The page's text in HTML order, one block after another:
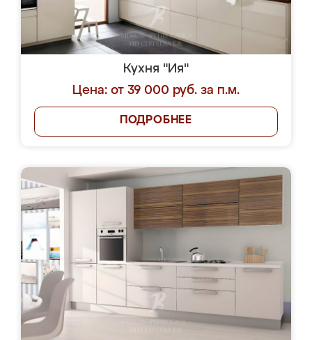
Кухня "Ия"
Цена: от 39 000 руб. за п.м.
ПОДРОБНЕЕ